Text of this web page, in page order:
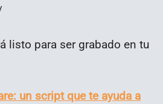
listo para ser grabado en tu
un script que te ayuda a